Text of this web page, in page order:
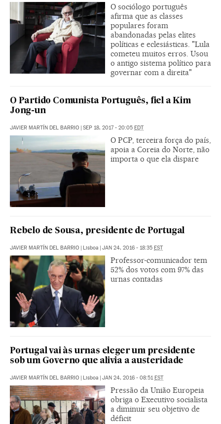
O sociólogo português
afirma que as classes
populares foram
abandonadas pelas elites
políticas e eclesiásticas. "Lula
cometeu muitos erros. Usou
o antigo sistema político para
governar com a direita"
O Partido Comunista Português, fiel a Kim
Jong-un
JAVIER MARTÍN DEL BARRIO SEP 18, 2017 - 20:05 EDT
O PCP, terceira força do país,
apoia a Coreia do Norte, não
importa o que ela dispare
Rebelo de Sousa, presidente de Portugal
JAVIER MARTÍN DEL BARRIO Lisboa JAN 24, 2016 - 18:35 EST
Professor-comunicador tem
52% dos votos com 97% das
urnas contadas
Portugal vai às urnas eleger um presidente
sob um Governo que alivia a austeridade
JAVIER MARTÍN DEL BARRIO | Lisboa | JAN 24, 2016 - 08:51EST
Pressão da União Europeia
obriga o Executivo socialista
a diminuir seu objetivo de
déficit